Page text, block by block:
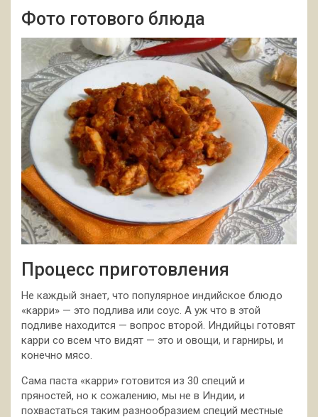
Фото готового блюда
Процесс приготовления
Не каждый знает, что популярное индийское блюдо
«карри» — это подлива или соус. А уж что в этой
подливе находится — вопрос второй. Индийцы готовят
карри со всем что видят — это и овощи, и гарниры, и
конечно мясо.
Сама паста «карри» готовится из 30 специй и
пряностей, но к сожалению, мы не в Индии, и
похвастаться таким разнообразием специй местные